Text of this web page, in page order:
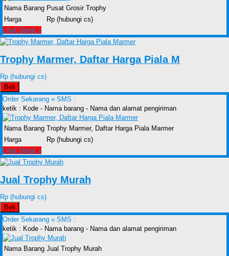
Nama Barang Pusat Grosir Trophy
Harga
Rp (hubungi cs)
Lihat Detail »
Trophy Marmer, Daftar Harga Piala M
Rp (hubungi cs)
Beli
Order Sekarang » SMS :
ketik : Kode - Nama barang - Nama dan alamat pengiriman
Nama Barang Trophy Marmer, Daftar Harga Piala Marmer
Harga
Rp (hubungi cs)
Lihat Detail »
Jual Trophy Murah
Rp (hubungi cs)
Beli
Order Sekarang » SMS :
ketik : Kode - Nama barang - Nama dan alamat pengiriman
Nama Barang Jual Trophy Murah